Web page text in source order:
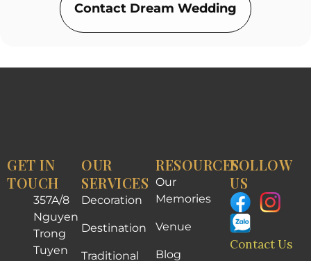
Contact Dream Wedding
GET IN
TOUCH
357A/8
Nguyen
Trong
Tuyen
OUR
SERVICES
Decoration
Destination
Traditional
RESOURCES
Our
Memories
Venue
Blog
FOLLOW
US
Contact Us